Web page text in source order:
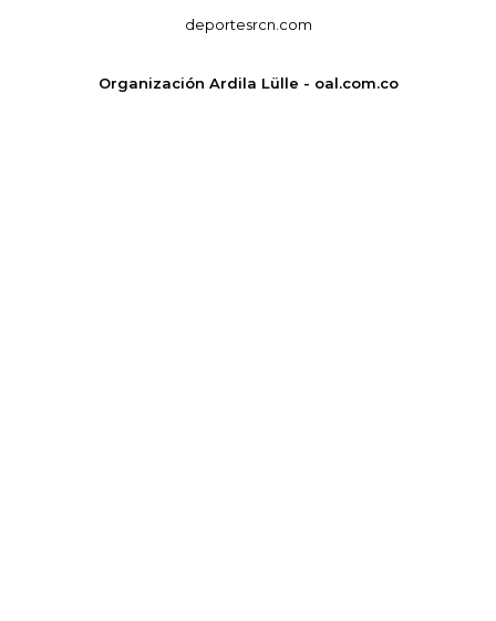
deportesrcn.com
Organización Ardila Lülle - oal.com.co